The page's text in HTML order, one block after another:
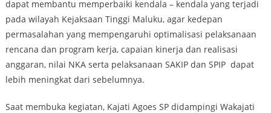
dapat membantu memperbaiki kendala – kendala yang terjadi
pada wilayah Kejaksaan Tinggi Maluku, agar kedepan
permasalahan yang mempengaruhi optimalisasi pelaksanaan
rencana dan program kerja, capaian kinerja dan realisasi
anggaran, nilai NKA serta pelaksanaan SAKIP dan SPIP dapat
lebih meningkat dari sebelumnya.
Saat membuka kegiatan, Kajati Agoes SP didampingi Wakajati